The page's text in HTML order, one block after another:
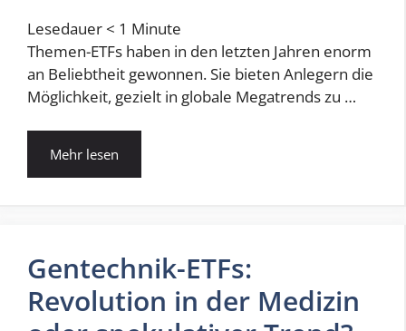
Lesedauer < 1 Minute
Themen-ETFs haben in den letzten Jahren enorm
an Beliebtheit gewonnen. Sie bieten Anlegern die
Möglichkeit, gezielt in globale Megatrends zu …
Mehr lesen
Gentechnik-ETFs:
Revolution in der Medizin